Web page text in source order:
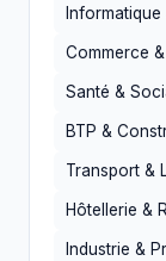
Informatique
Commerce
Santé &
BTP &
Transport &
Hôtellerie &
Industrie &